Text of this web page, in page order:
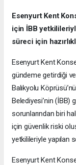
Esenyurt Kent
için İBB
süreci için
Esenyurt Kent
gündeme getirdiği
Balıkyolu
Belediyesi’nin (İBB)
sorunlarından biri
için güvenlik riski
yetkilileriyle yapılan
Esenyurt Kent